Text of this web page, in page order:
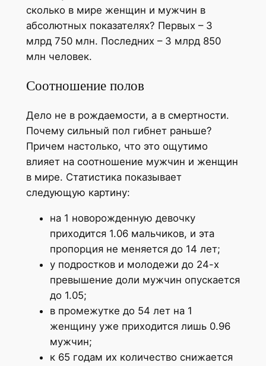
сколько в мире женщин и мужчин в
абсолютных показателях? Первых – 3
млрд 750 млн. Последних – 3 млрд 850
млн человек.
Соотношение полов
Дело не в рождаемости, а в смертности.
Почему сильный пол гибнет раньше?
Причем настолько, что это ощутимо
влияет на соотношение мужчин и женщин
в мире. Статистика показывает
следующую картину:
на 1 новорожденную девочку
приходится 1.06 мальчиков, и эта
пропорция не меняется до 14 лет;
у подростков и молодежи до 24-х
превышение доли мужчин опускается
до 1.05;
в промежутке до 54 лет на 1
женщину уже приходится лишь 0.96
мужчин;
к 65 годам их количество снижается